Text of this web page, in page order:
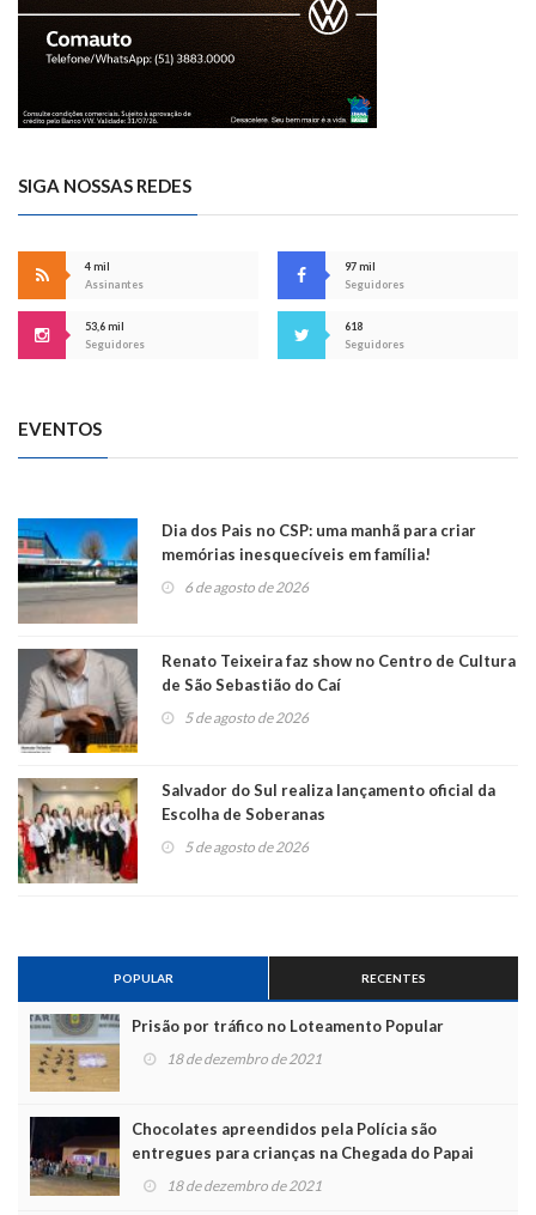
SIGA NOSSAS REDES
4 mil
Assinantes
97 mil
Seguidores
53,6 mil
Seguidores
618
Seguidores
EVENTOS
Dia dos Pais no CSP: uma manhã para criar
memórias inesquecíveis em família!
6 de agosto de 2026
Renato Teixeira faz show no Centro de Cultura
de São Sebastião do Caí
5 de agosto de 2026
Salvador do Sul realiza lançamento oficial da
Escolha de Soberanas
5 de agosto de 2026
POPULAR RECENTES
Prisão por tráfico no Loteamento Popular
18 de dezembro de 2021
Chocolates apreendidos pela Polícia são
entregues para crianças na Chegada do Papai
Noel 18 de dezembro de 2021